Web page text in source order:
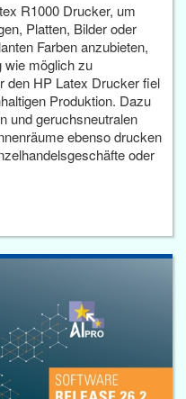
R1000 Drucker, um
Platten, Bilder oder
Farben anzubieten,
wie möglich zu
den HP Latex Drucker fiel
Produktion. Dazu
und geruchsneutralen
ebenso drucken
oder